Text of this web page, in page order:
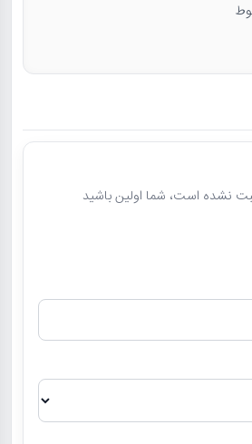
نشده است، شما اولین باشید